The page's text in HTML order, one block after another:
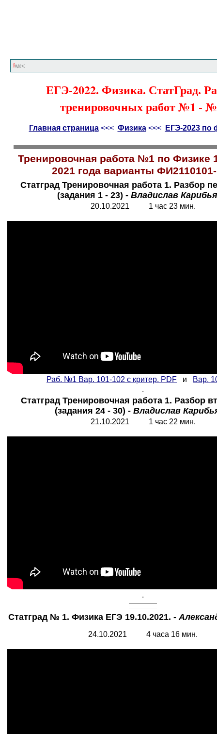
ЕГЭ-2022. Физика. СтатГрад.
тренировочных работ №1 -
Главная страница<<< Физика<<< ЕГЭ-2023 по
Тренировочная работа №1 по Физике
2021 года варианты
Статград Тренировочная работа 1. Разбор
(задания 1 - 23) - Владислав
20.10.2021 1 час 23 мин.
Раб. №1 Вар. 101-102 с критер. PDF и
Вар.
.
Статград Тренировочная работа 1. Разбор
(задания 24 - 30) - Владислав
21.10.2021 1 час 22 мин.
.
Статград № 1. Физика ЕГЭ 19.10.2021. -
24.10.2021 4 часа 16 мин.